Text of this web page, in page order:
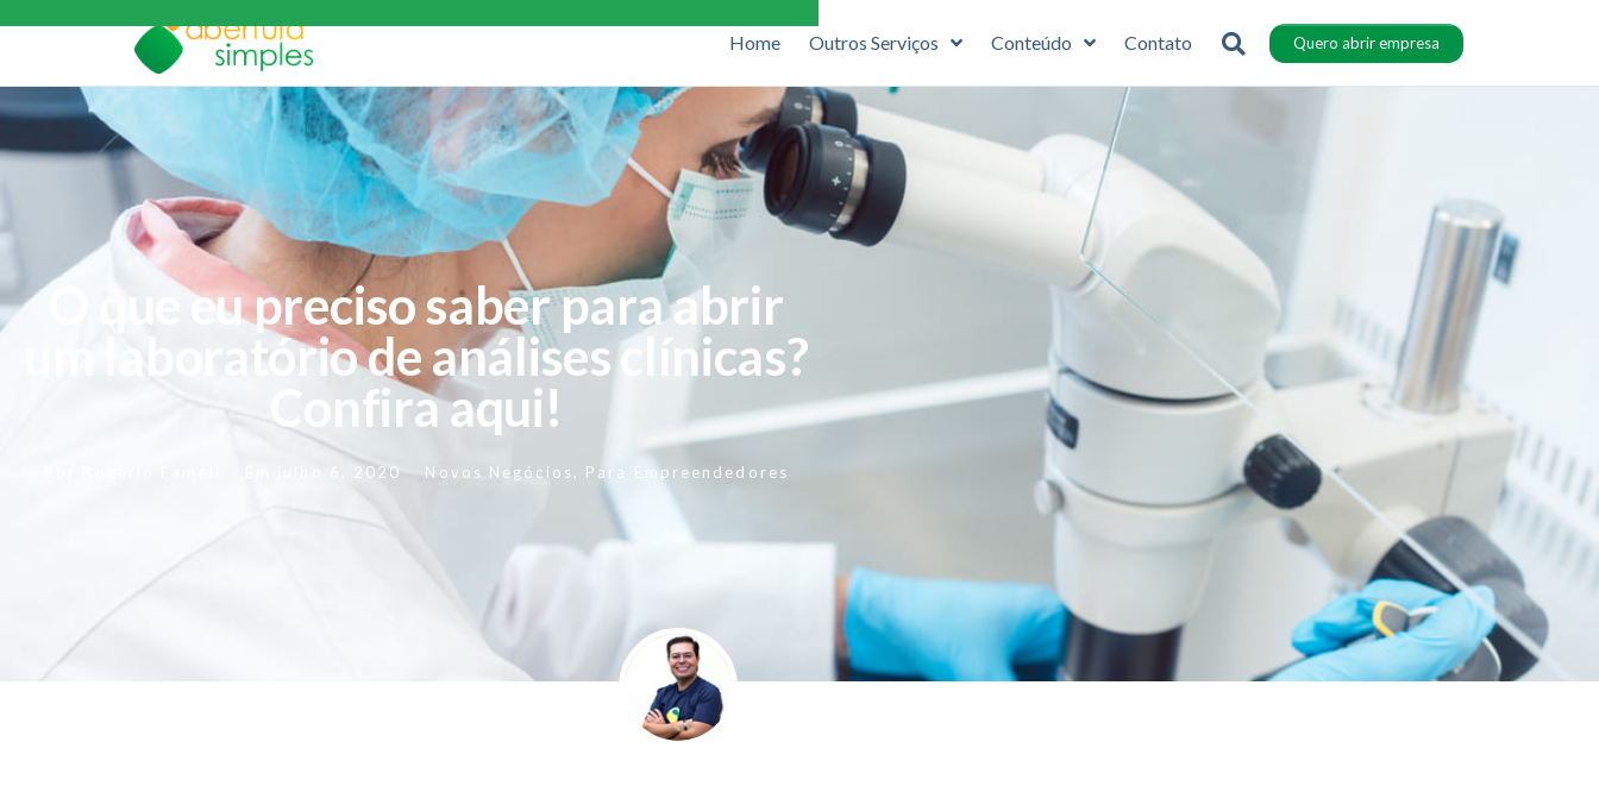
Home Outros Serviços Conteúdo Contato Quero abrir empresa
O que eu preciso saber para abrir
um laboratório de análises clínicas?
Confira aqui!
julho 6, 2020 Novos Negócios , Para Empreendedores